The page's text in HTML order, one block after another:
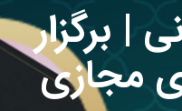
برگزار
مجازی